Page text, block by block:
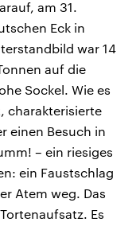
am 31.
Eck in
war 14
auf die
Sockel. Wie es
charakterisierte
einen Besuch in
– ein riesiges
ein Faustschlag
Atem weg. Das
Es